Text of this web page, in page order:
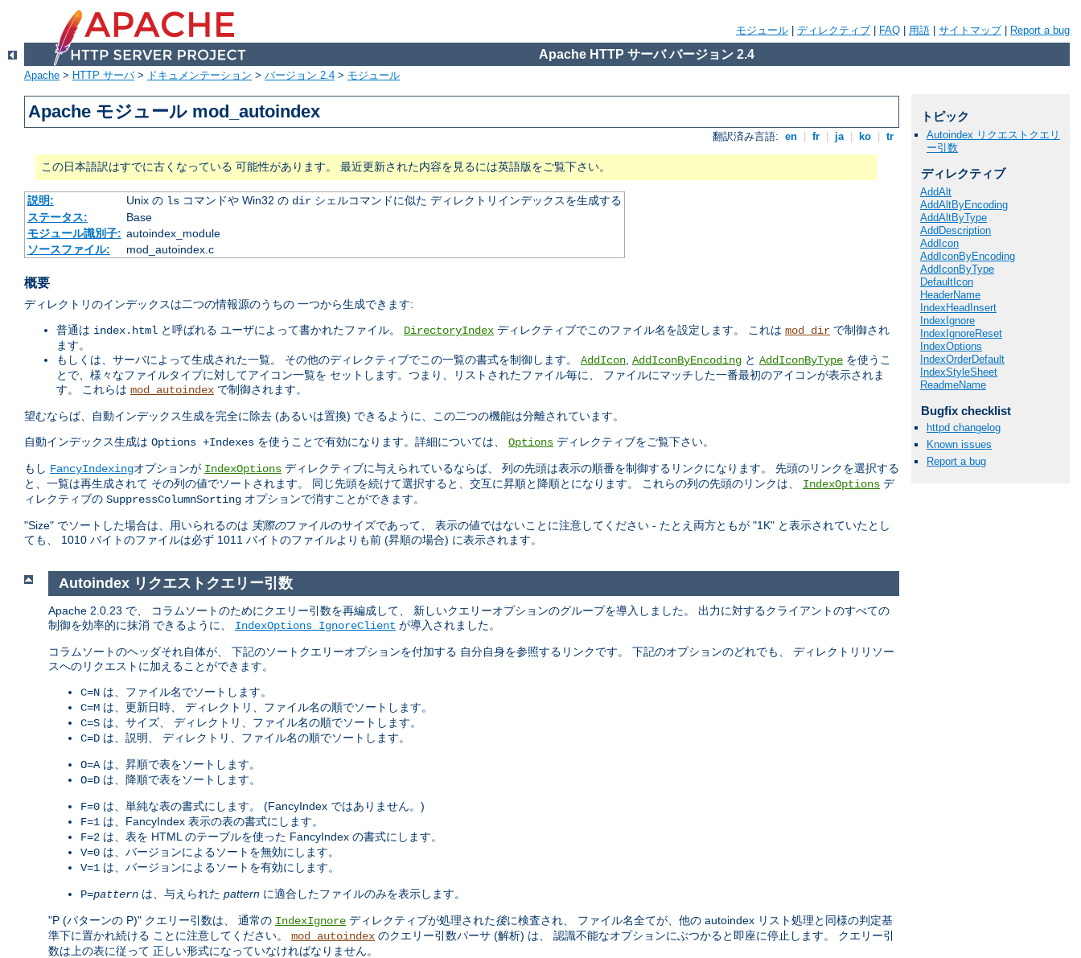
モジュール ディレクティブ FAQ 用語 サイトマップ| Report a bug
Apache HTTP サーバ バージョン 2.4
Apache > HTTP サーバ> ドキュメンテーション > バージョン 2.4 > モジュール
Apache モジュール mod_autoindex
翻訳済み言語: en fr ja ko tr
この日本語訳はすでに古くなっている 可能性があります。 最近更新された内容を見るには英語版をご覧下さい。
説明: Unix の lsコマンドや Win32 の dirシェルコマンドに似た ディレクトリインデックスを生成する
ステータス:
Base
モジュール識別子: autoindex_module
ソースファイル:
mod_autoindex.c
概要
ディレクトリのインデックスは二つの情報源のうちの 一つから生成できます:
普通は index.html と呼ばれる ユーザによって書かれたファイル。 DirectoryIndex ディレクティブでこのファイル名を設定します。 これは mod_dir で制御され
ます。
もしくは、サーバによって生成された一覧。 その他のディレクティブでこの一覧の書式を制御します。 AddIcon, AddIconByEncoding と AddIconByType を使うこ
とで、様々なファイルタイプに対してアイコン一覧を セットします。つまり、リストされたファイル毎に、 ファイルにマッチした一番最初のアイコンが表示されま
す。 これらは mod_autoindex で制御されます。
望むならば、自動インデックス生成を完全に除去 (あるいは置換) できるように、この二つの機能は分離されています。
自動インデックス生成は Options +Indexes を使うことで有効になります。詳細については、 Options ディレクティブをご覧下さい。
もし FancyIndexingオプションが IndexOptions ディレクティブに与えられているならば、 列の先頭は表示の順番を制御するリンクになります。 先頭のリンクを選択する
と、一覧は再生成されて その列の値でソートされます。 同じ先頭を続けて選択すると、交互に昇順と降順とになります。 これらの列の先頭のリンクは、 IndexOptions デ
ィレクティブの SuppressColumnSorting オプションで消すことができます。
"Size" でソートした場合は、用いられるのは 実際のファイルのサイズであって、 表示の値ではないことに注意してください - たとえ両方ともが "1K" と表示されていたとし
ても、 1010 バイトのファイルは必ず 1011 バイトのファイルよりも前 (昇順の場合) に表示されます。
Autoindex リクエストクエリー引数
Apache 2.0.23 で、 コラムソートのためにクエリー引数を再編成して、 新しいクエリーオプションのグループを導入しました。 出力に対するクライアントのすべての
制御を効率的に抹消 できるように、 IndexOptions IgnoreClient が導入されました。
コラムソートのヘッダそれ自体が、 下記のソートクエリーオプションを付加する 自分自身を参照するリンクです。 下記のオプションのどれでも、 ディレクトリリソー
スへのリクエストに加えることができます。
C=N は、ファイル名でソートします。
C=M は、更新日時、 ディレクトリ、ファイル名の順でソートします。
C=S は、サイズ、 ディレクトリ、ファイル名の順でソートします。
C=D は、説明、 ディレクトリ、ファイル名の順でソートします。
O=A は、昇順で表をソートします。
O=D は、降順で表をソートします。
F=0 は、単純な表の書式にします。 (FancyIndex ではありません。)
F=1 は、FancyIndex 表示の表の書式にします。
F=2 は、表を HTML のテーブルを使った FancyIndex の書式にします。
V=0 は、バージョンによるソートを無効にします。
V=1 は、バージョンによるソートを有効にします。
P=pattern は、与えられた pattern に適合したファイルのみを表示します。
"P (パターンの P)" クエリー引数は、 通常の IndexIgnore ディレクティブが処理された後に検査され、 ファイル名全てが、他の autoindex リスト処理と同様の判定基
準下に置かれ続ける ことに注意してください。 mod_autoindex のクエリー引数パーサ (解析) は、 認識不能なオプションにぶつかると即座に停止します。 クエリー引
数は上の表に従って 正しい形式になっていなければなりません。
トピック
Autoindex リクエストクエリ
ー引数
ディレクティブ
AddAlt
AddAltByEncoding
AddAltByType
AddDescription
AddIcon
AddIconByEncoding
AddIconByType
DefaultIcon
HeaderName
IndexHeadInsert
IndexIgnore
IndexIgnoreReset
IndexOptions
IndexOrderDefault
IndexStyleSheet
ReadmeName
Bugfix checklist
httpd changelog
Known issues
Report a bug